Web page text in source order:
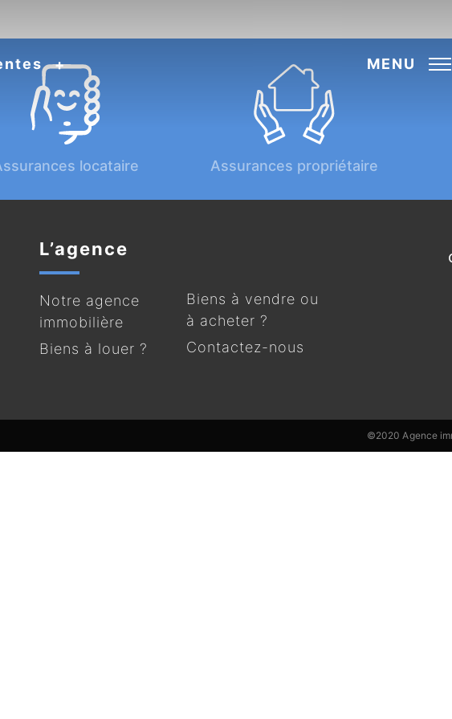
MENU
locataire Assurances propriétaire
L’agence
Notre agence
immobilière
Biens à louer ?
Biens à vendre ou
à acheter ?
Contactez-nous
©2020 Agence